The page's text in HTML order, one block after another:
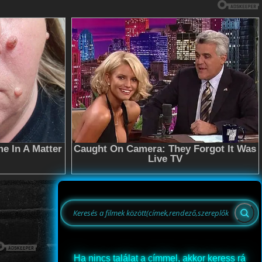
Ha nincs találat a címmel, akkor keress rá